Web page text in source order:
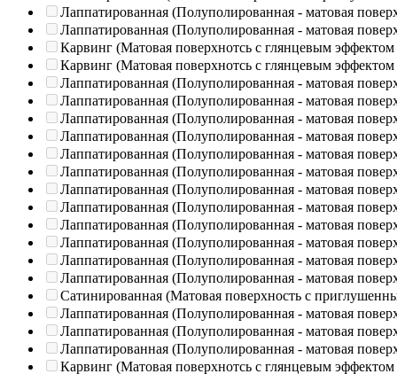
Лаппатированная (Полуполированная - матовая
Лаппатированная (Полуполированная - матовая
Карвинг (Матовая поверхнотсь с глянцевым эффектом
Карвинг (Матовая поверхнотсь с глянцевым эффектом
Лаппатированная (Полуполированная - матовая
Лаппатированная (Полуполированная - матовая
Лаппатированная (Полуполированная - матовая
Лаппатированная (Полуполированная - матовая
Лаппатированная (Полуполированная - матовая
Лаппатированная (Полуполированная - матовая
Лаппатированная (Полуполированная - матовая
Лаппатированная (Полуполированная - матовая
Лаппатированная (Полуполированная - матовая
Лаппатированная (Полуполированная - матовая
Лаппатированная (Полуполированная - матовая
Лаппатированная (Полуполированная - матовая
Сатинированная (Матовая поверхность с
Лаппатированная (Полуполированная - матовая
Лаппатированная (Полуполированная - матовая
Лаппатированная (Полуполированная - матовая
Карвинг (Матовая поверхнотсь с глянцевым эффектом